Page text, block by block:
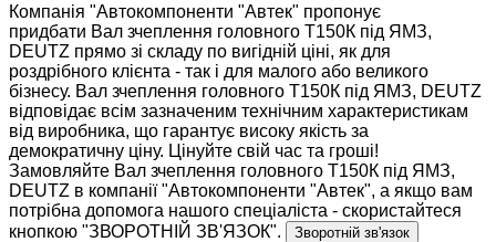
Компанія "Автокомпоненти "Автек" пропонує
придбати Вал зчеплення головного Т150К під ЯМЗ,
DEUTZ прямо зі складу по вигідній ціні, як для
роздрібного клієнта - так і для малого або великого
бізнесу. Вал зчеплення головного Т150К під ЯМЗ, DEUTZ
відповідає всім зазначеним технічним характеристикам
від виробника, що гарантує високу якість за
демократичну ціну. Цінуйте свій час та гроші!
Замовляйте Вал зчеплення головного Т150К під ЯМЗ,
DEUTZ в компанії "Автокомпоненти "Автек", а якщо вам
потрібна допомога нашого спеціаліста - скористайтеся
кнопкою "ЗВОРОТНІЙ ЗВ'ЯЗОК".
Зворотній зв'язок